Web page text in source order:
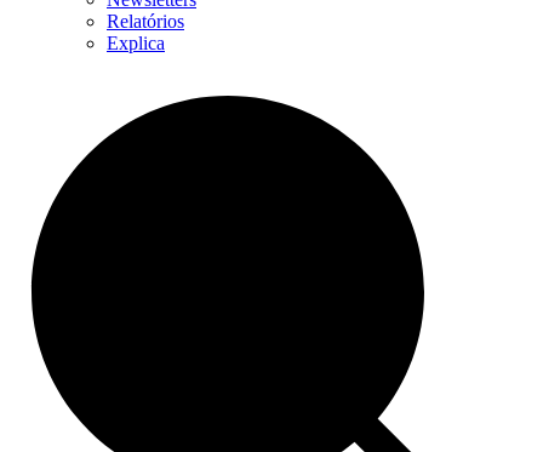
Relatórios
Explica